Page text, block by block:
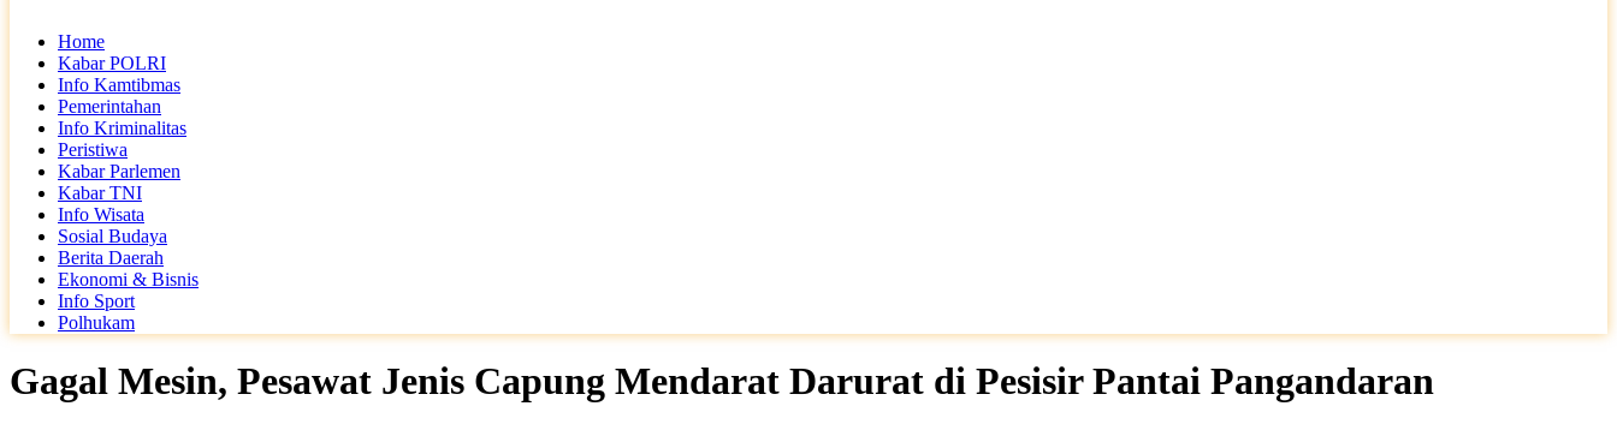
Home
Kabar POLRI
Info Kamtibmas
Pemerintahan
Info Kriminalitas
Peristiwa
Kabar Parlemen
Kabar TNI
Info Wisata
Sosial Budaya
Berita Daerah
Ekonomi & Bisnis
Info Sport
Polhukam
Gagal Mesin, Pesawat Jenis Capung Mendarat Darurat di Pesisir Pantai Pangandaran